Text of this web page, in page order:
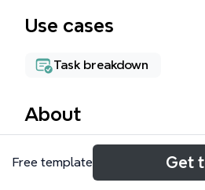
Use cases
Task breakdown
About
SATIŞ YÖNETİCİSİ mind map
yöneticilerinin günlük iş yüklerini,
Free template Get